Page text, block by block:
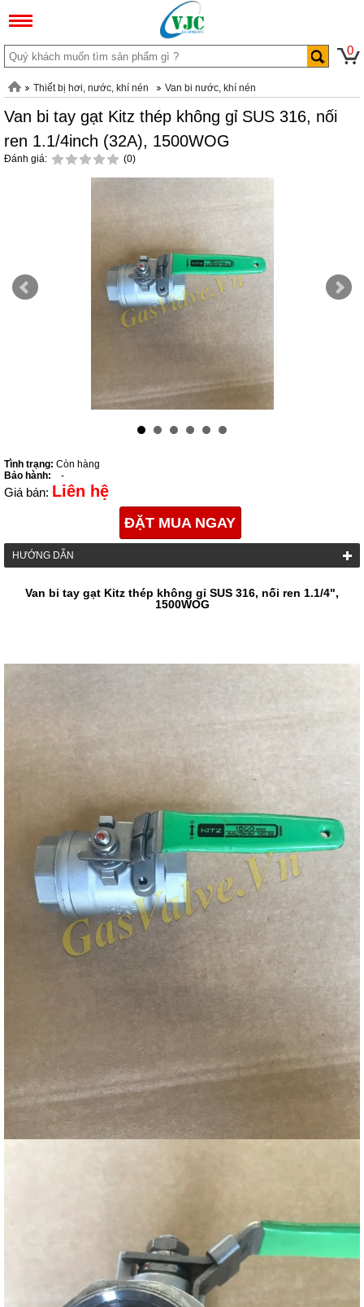
0
Thiết bị hơi, nước, khí nén Van bi nước, khí nén
Van bi tay gạt Kitz thép không gỉ SUS 316, nối
ren 1.1/4inch (32A), 1500WOG
Đánh giá: (0)
Tình trạng: Còn hàng
Bảo hành:
-
Giá bán: Liên hệ
ĐẶT MUA NGAY
HƯỚNG DẪN
Van bi tay gạt Kitz thép không gỉ SUS 316, nối ren 1.1/4",
1500WOG